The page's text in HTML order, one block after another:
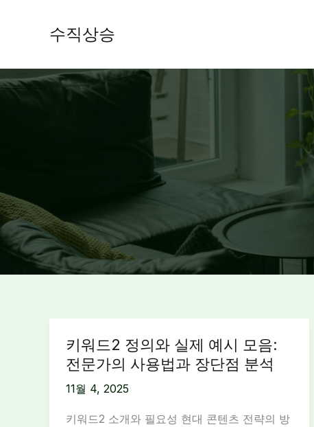
건
수직상승
키워드2 정의와 실제 예시 모음:
전문가의 사용법과 장단점 분석
11월 4, 2025
키워드2 소개와 필요성 현대 콘텐츠 전략의 방